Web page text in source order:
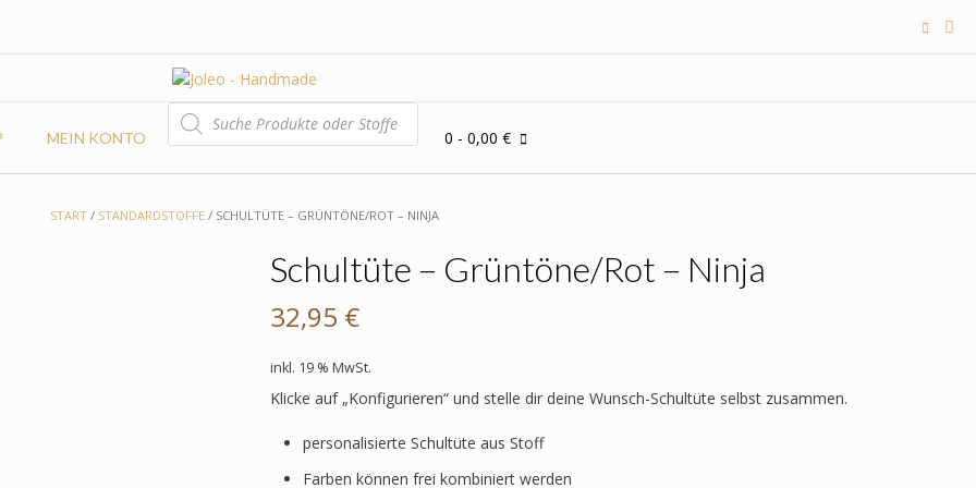
MEIN KONTO
PRODUCTS
SEARCH
0 - 0,00 €
START/ STANDARDSTOFFE/ SCHULTÜTE – GRÜNTÖNE/ROT – NINJA
Schultüte – Grüntöne/Rot – Ninja
32,95 €
inkl. 19 % MwSt.
Klicke auf „Konfigurieren“ und stelle dir deine Wunsch-Schultüte selbst zusammen.
personalisierte Schultüte aus Stoff
Farben können frei kombiniert werden